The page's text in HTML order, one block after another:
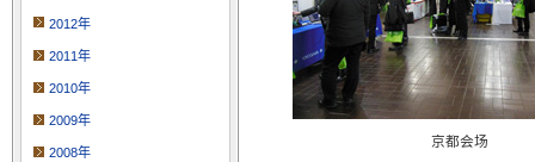
2012年
2011年
2010年
2009年
2008年
京都会场